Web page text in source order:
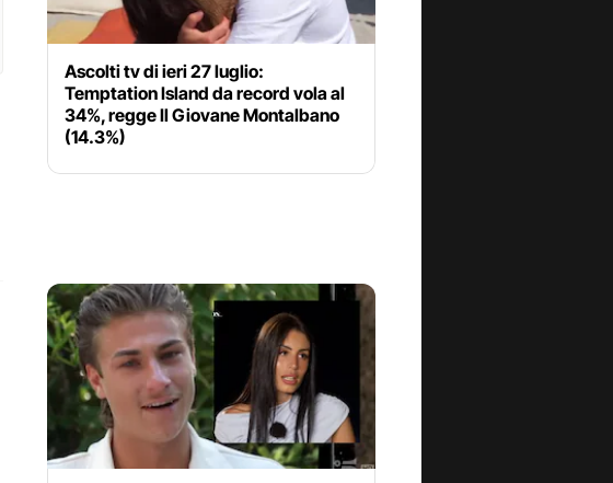
Ascolti tv di ieri 27 luglio:
Temptation Island da record vola al
34%, regge Il Giovane Montalbano
(14.3%)